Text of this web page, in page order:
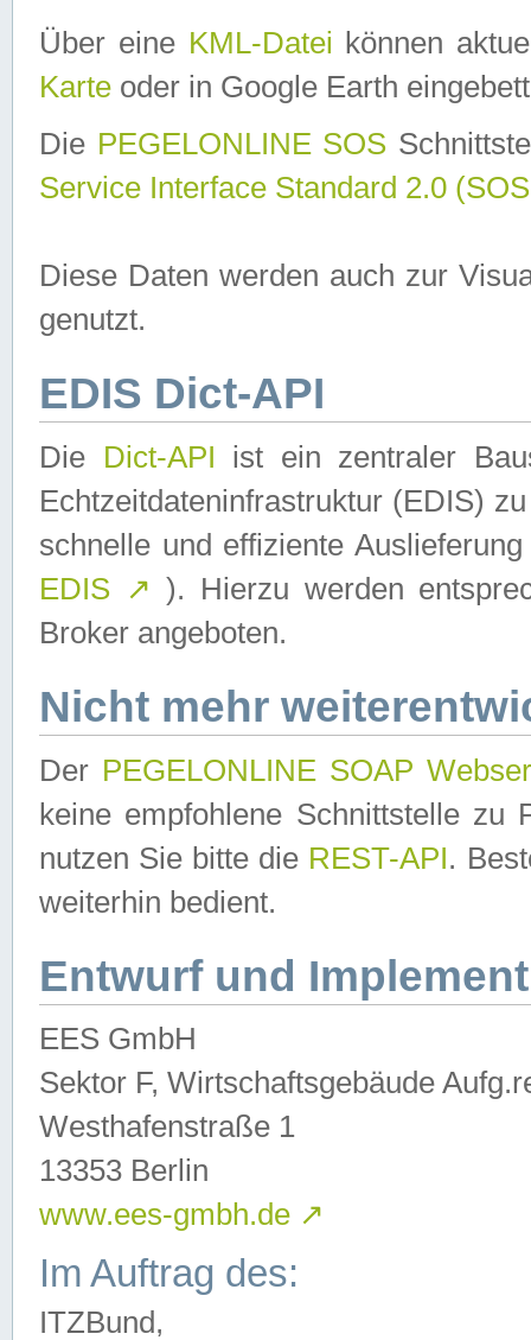
Über eine KML-Datei können
Karte oder in Google Earth
Die PEGELONLINE SOS
Service Interface Standard 2.0
Diese Daten werden auch zur
genutzt.
EDIS Dict-API
Die Dict-API ist ein zentraler
Echtzeitdateninfrastruktur (EDIS)
schnelle und effiziente
EDIS ↗ ). Hierzu werden
Broker angeboten.
Nicht mehr
Der PEGELONLINE SOAP
keine empfohlene Schnittstelle zu
nutzen Sie bitte die REST-API.
weiterhin bedient.
Entwurf und
EES GmbH
Sektor F, Wirtschaftsgebäude
Westhafenstraße 1
13353 Berlin
www.ees-gmbh.de ↗
Im Auftrag des:
ITZBund,